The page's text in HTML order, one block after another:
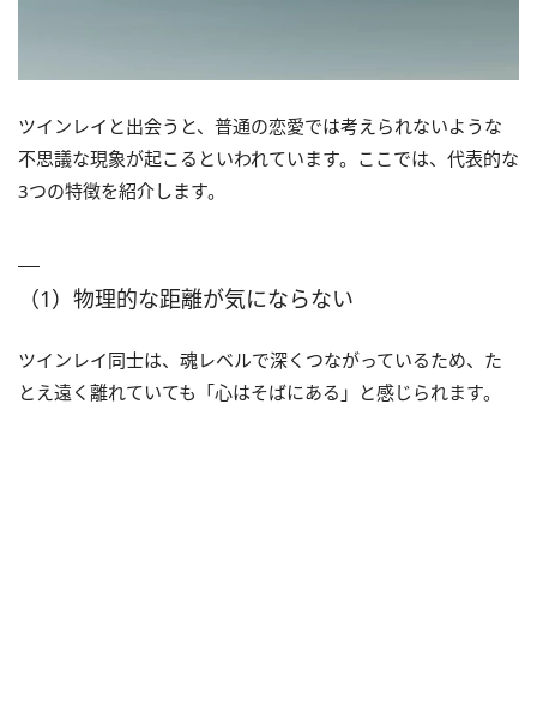
ツインレイと出会うと、普通の恋愛では考えられないような
不思議な現象が起こるといわれています。ここでは、代表的な
3つの特徴を紹介します。
（1）物理的な距離が気にならない
ツインレイ同士は、魂レベルで深くつながっているため、た
とえ遠く離れていても「心はそばにある」と感じられます。